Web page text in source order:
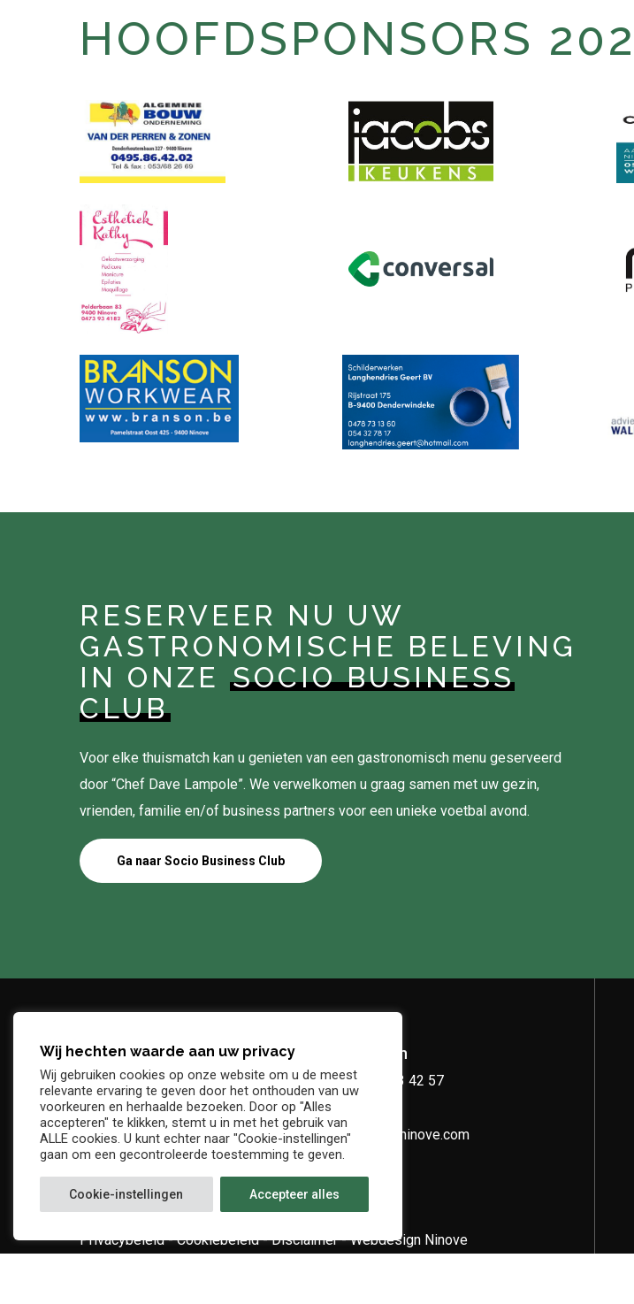
HOOFDSPONSORS
RESERVEER NU UW
GASTRONOMISCHE BELEVING
IN ONZESOCIO BUSINESS
CLUB
Voor elke thuismatch kan u genieten van een gastronomisch menu geserveerd
door “Chef Dave Lampole”. We verwelkomen u graag samen met uw gezin,
vrienden, familie en/of business partners voor een unieke voetbal avond.
Ga naar Socio Business Club
Adres
Denderstraat, z/n
9402 Ninove
Telefoon
+32 54 33 42 57
info@kvkninove.com
Privacybeleid-Cookiebeleid-Disclaimer-Webdesign Ninove
Wij hechten waarde aan uw privacy
Wij gebruiken cookies op onze website om u de meest
relevante ervaring te geven door het onthouden van uw
voorkeuren en herhaalde bezoeken. Door op "Alles
accepteren" te klikken, stemt u in met het gebruik van
ALLE cookies. U kunt echter naar "Cookie-instellingen"
gaan om een gecontroleerde toestemming te geven.
Cookie-instellingen Accepteer alles